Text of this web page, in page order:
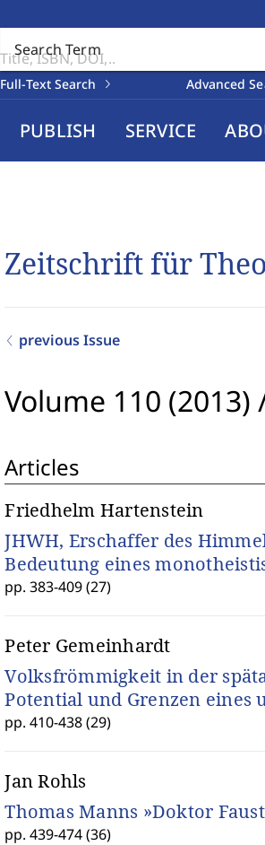
Search Term
Full-Text Search Advanced
PUBLISH SERVICE
Zeitschrift für
previous Issue
Volume 110 (2013)
Articles
Friedhelm Hartenstein
JHWH, Erschaffer des
Bedeutung eines
pp. 383-409 (27)
Peter Gemeinhardt
Volksfrömmigkeit in der
Potential und Grenzen eines
pp. 410-438 (29)
Jan Rohls
Thomas Manns »Doktor
pp. 439-474 (36)